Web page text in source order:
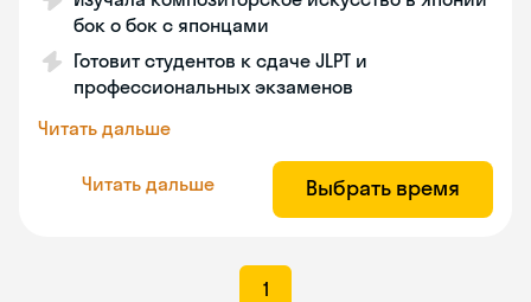
бок о бок с японцами
Готовит студентов к сдаче JLPT и
профессиональных экзаменов
Читать дальше
Читать дальше Выбрать время
1